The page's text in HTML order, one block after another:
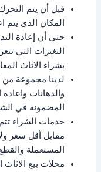
قبل أن يتم
المكان الذي يتم
حتى أن إعادة
التغيرات التي
بشراء الاثاث
لدينا مجموعة من
والدهانات
المضمونة في
خدمات الشراء
مقابل أقل سعر
المستعملة
محلات بيع